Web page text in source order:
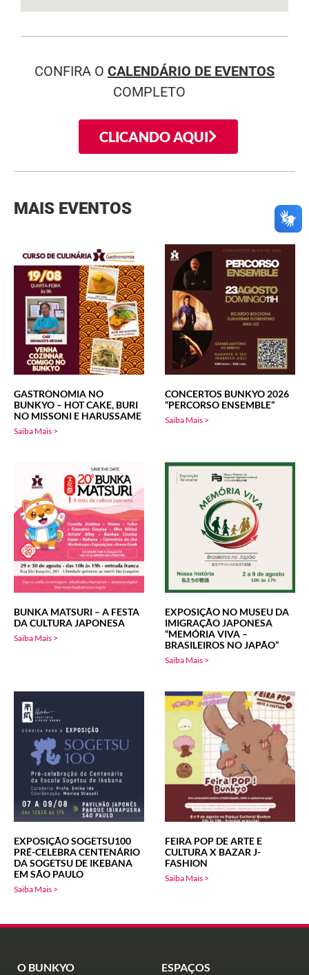
CONFIRA O CALENDÁRIO DE EVENTOS
COMPLETO
CLICANDO AQUI
MAIS EVENTOS
GASTRONOMIA NO
BUNKYO – HOT CAKE, BURI
NO MISSONI E HARUSSAME
Saiba Mais >
CONCERTOS BUNKYO 2026
“PERCORSO ENSEMBLE”
Saiba Mais >
BUNKA MATSURI – A FESTA
DA CULTURA JAPONESA
Saiba Mais >
EXPOSIÇÃO NO MUSEU DA
IMIGRAÇÃO JAPONESA
“MEMÓRIA VIVA –
BRASILEIROS NO JAPÃO”
Saiba Mais >
EXPOSIÇÃO SOGETSU100
PRÉ-CELEBRA CENTENÁRIO
DA SOGETSU DE IKEBANA
EM SÃO PAULO
Saiba Mais >
FEIRA POP DE ARTE E
CULTURA X BAZAR J-
FASHION
Saiba Mais >
O BUNKYO ESPAÇOS